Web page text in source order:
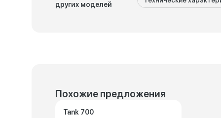
других моделей
Похожие предложения
Tank 700